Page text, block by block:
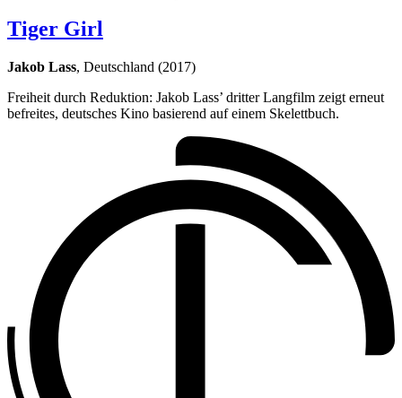
Tiger Girl
Jakob Lass, Deutschland (2017)
Freiheit durch Reduktion: Jakob Lass’ dritter Langfilm zeigt erneut
befreites, deutsches Kino basierend auf einem Skelettbuch.